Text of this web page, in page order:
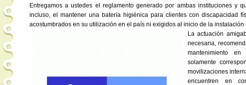
Entregamos a ustedes el reglamento generado por ambas instituciones y
incluso, el mantener una batería higiénica para clientes con discapacidad
acostumbrados en su utilización en el país ni exigidos al inicio de la instalación
La actuación
necesaria,
mantenimiento
solamente
movilizaciones
encuentren en